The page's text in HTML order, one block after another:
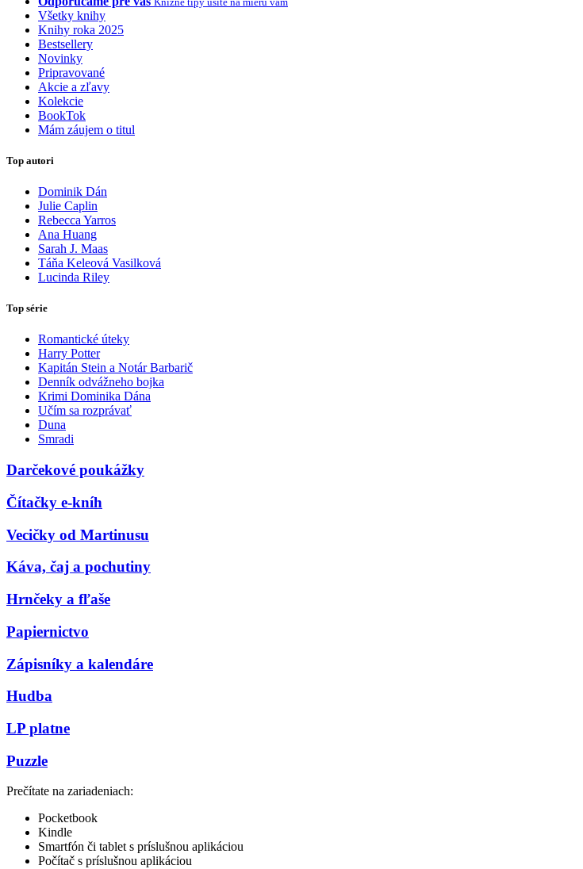
Všetky knihy
Knihy roka 2025
Bestsellery
Novinky
Pripravované
Akcie a zľavy
Kolekcie
BookTok
Mám záujem o titul
Top autori
Dominik Dán
Julie Caplin
Rebecca Yarros
Ana Huang
Sarah J. Maas
Táňa Keleová Vasilková
Lucinda Riley
Top série
Romantické úteky
Harry Potter
Kapitán Stein a Notár Barbarič
Denník odvážneho bojka
Krimi Dominika Dána
Učím sa rozprávať
Duna
Smradi
Darčekové poukážky
Čítačky e-kníh
Vecičky od Martinusu
Káva, čaj a pochutiny
Hrnčeky a fľaše
Papiernictvo
Zápisníky a kalendáre
Hudba
LP platne
Puzzle
Prečítate na zariadeniach:
Pocketbook
Kindle
Smartfón či tablet s príslušnou aplikáciou
Počítač s príslušnou aplikáciou